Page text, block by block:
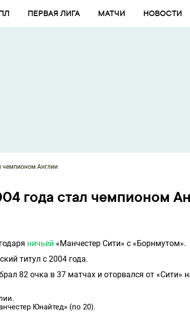
ПЕРВАЯ ЛИГА МАТЧИ НОВОСТИ
чемпионом Англии
года стал чемпионом
ничьей «Манчестер Сити» с «Борнмутом».
титул с 2004 года.
82 очка в 37 матчах и оторвался от «Сити»
Юнайтед» (по 20).